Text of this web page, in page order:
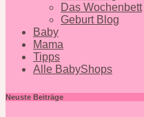
Das Wochenbett
Geburt Blog
Baby
Mama
Tipps
Alle BabyShops
Neuste Beiträge